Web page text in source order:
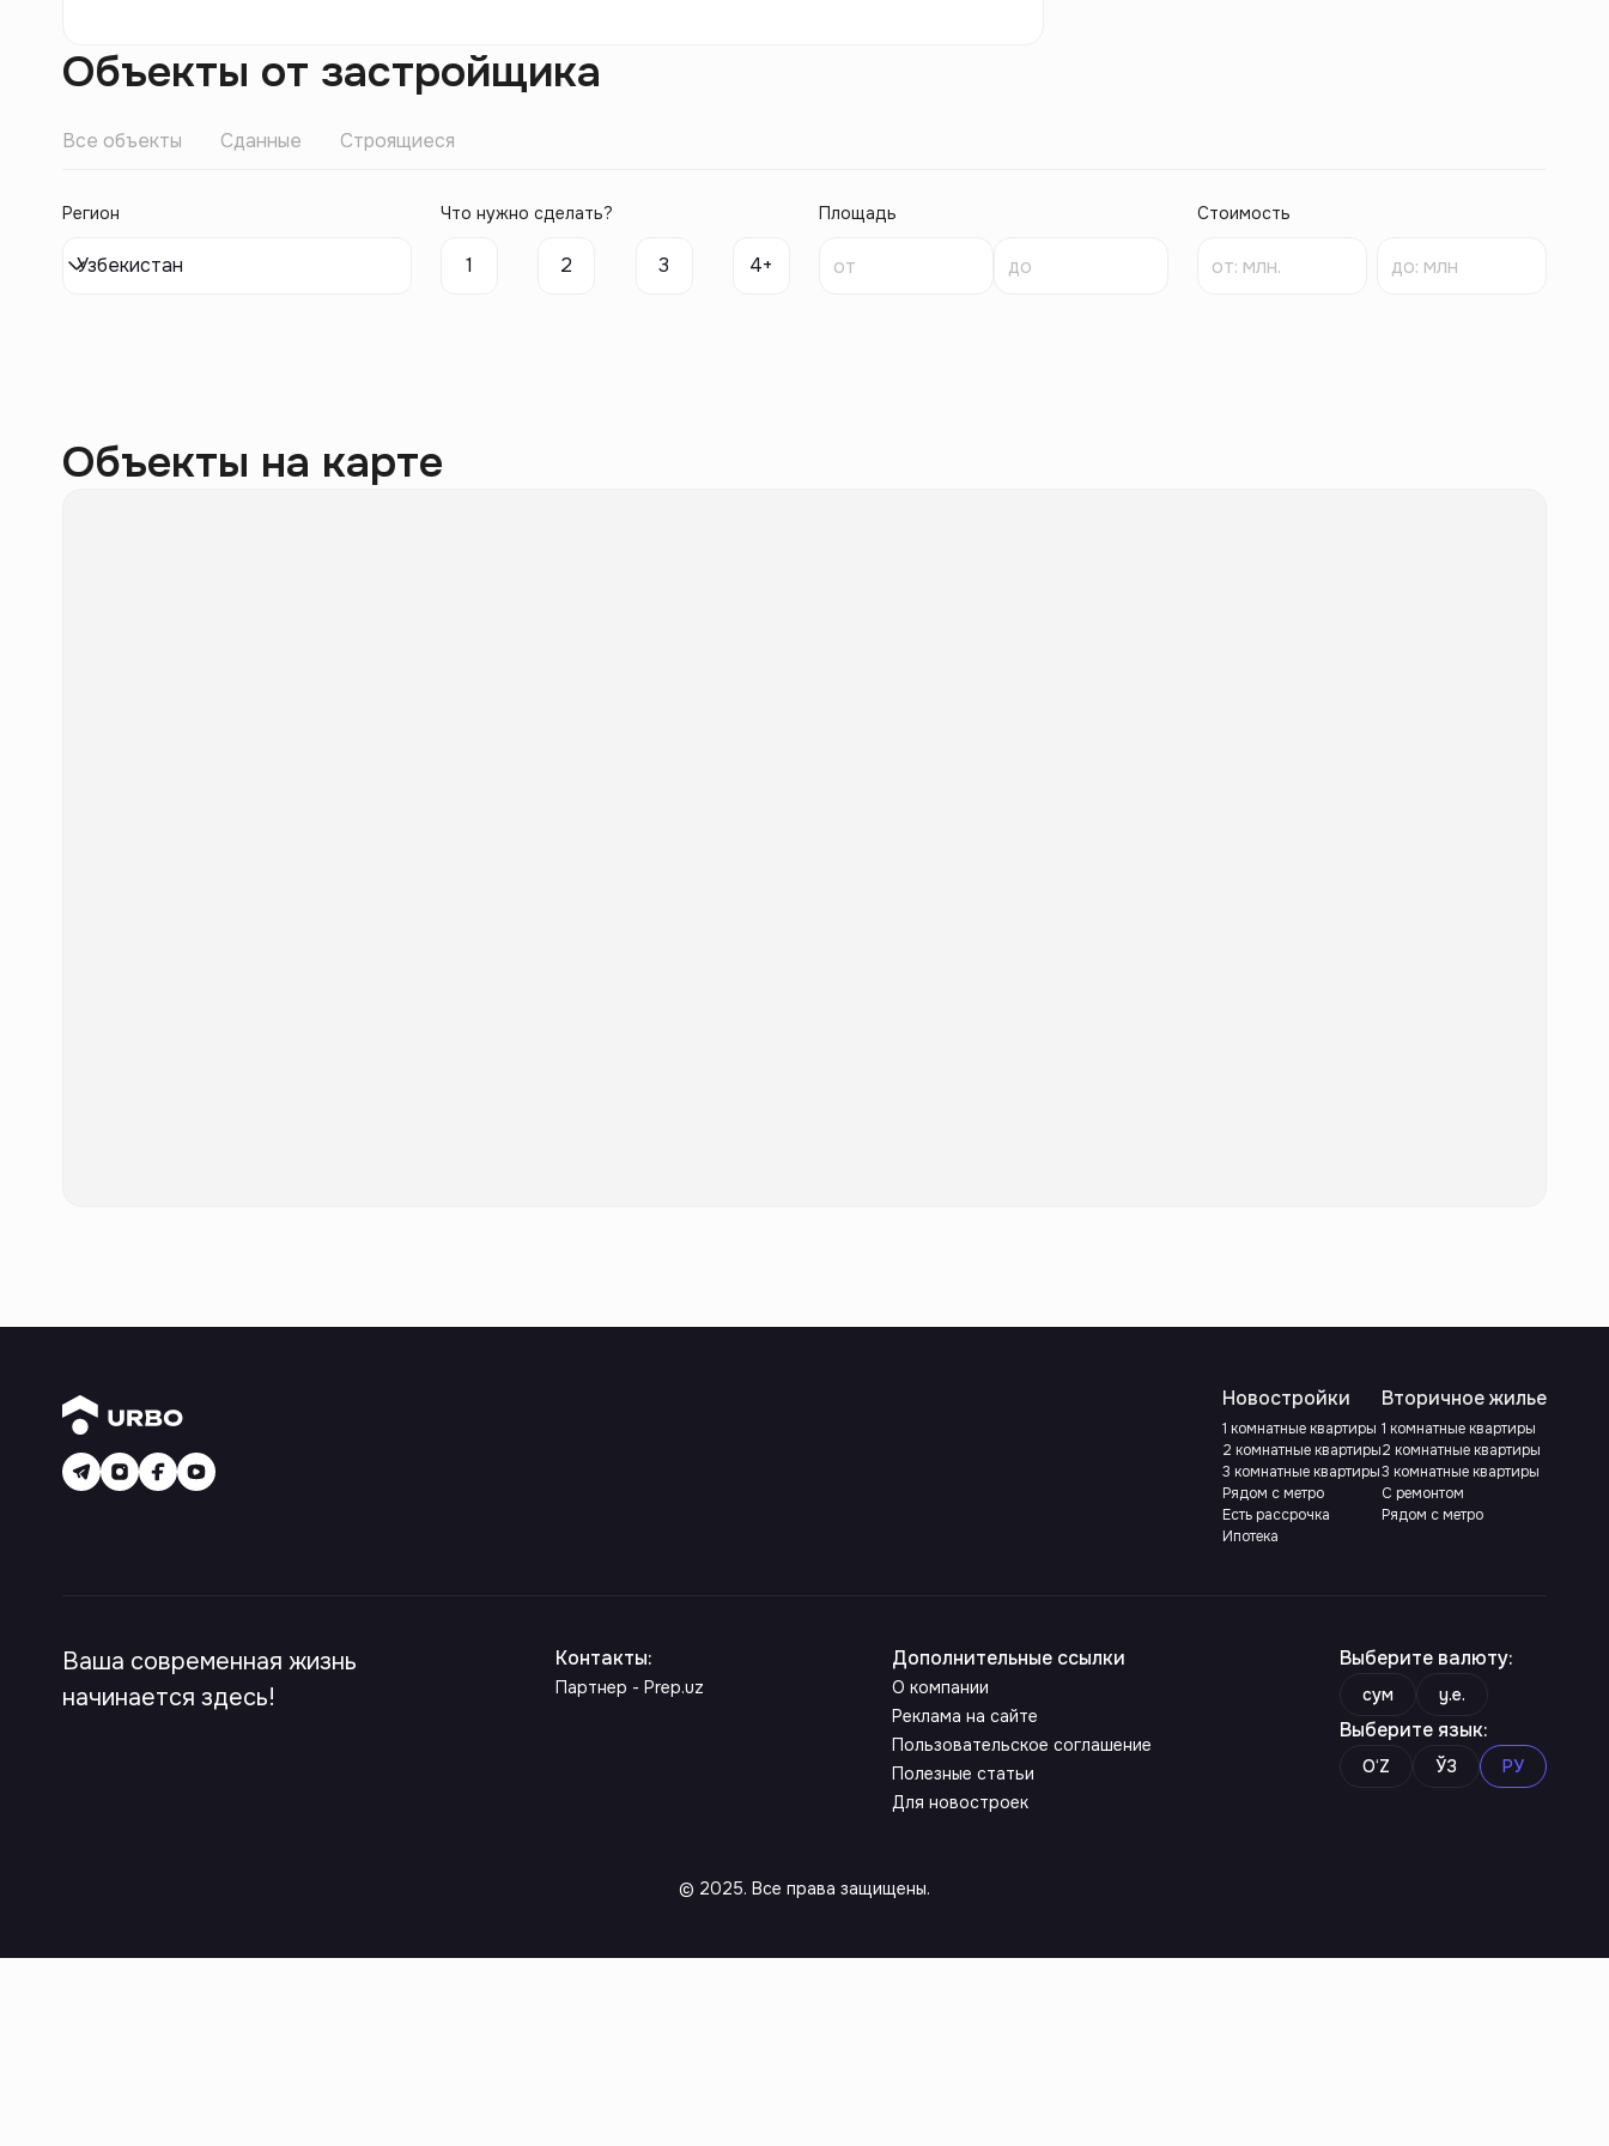
Объекты от застройщика
Все объекты Сданные Строящиеся
Регион
Узбекистан
Что нужно сделать?
1 2 3 4+
Площадь Стоимость
Объекты на карте
Новостройки
1 комнатные квартиры
2 комнатные квартиры
3 комнатные квартиры
Рядом с метро
Есть рассрочка
Ипотека
Вторичное жилье
1 комнатные квартиры
2 комнатные квартиры
3 комнатные квартиры
С ремонтом
Рядом с метро
Ваша современная жизнь
начинается здесь!
Контакты:
Партнер - Prep.uz
Дополнительные ссылки
О компании
Реклама на сайте
Пользовательское соглашение
Полезные статьи
Для новостроек
Выберите валюту:
сум y.e.
Выберите язык:
O‘Z ЎЗ РУ
© 2025. Все права защищены.